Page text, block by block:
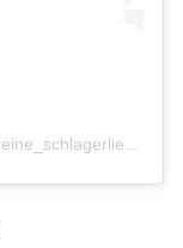
Ein Beitrag geteilt von Schlagerliebe (@meine_schlagerliebe)